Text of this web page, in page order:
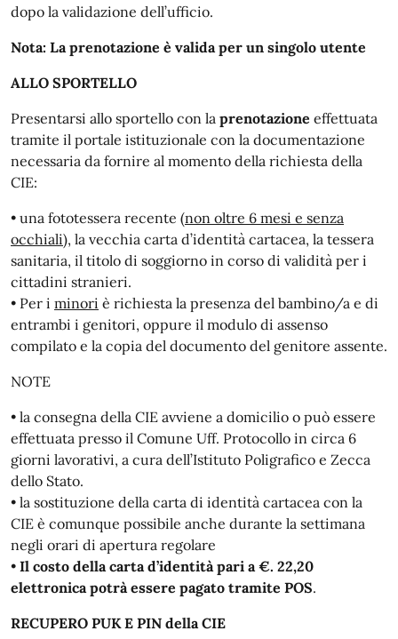
dopo la validazione dell’ufficio.
Nota: La prenotazione è valida per un singolo utente
ALLO SPORTELLO
Presentarsi allo sportello con la prenotazione effettuata
tramite il portale istituzionale con la documentazione
necessaria da fornire al momento della richiesta della
CIE:
• una fototessera recente (non oltre 6 mesi e senza
occhiali), la vecchia carta d’identità cartacea, la tessera
sanitaria, il titolo di soggiorno in corso di validità per i
cittadini stranieri.
• Per i minori è richiesta la presenza del bambino/a e di
entrambi i genitori, oppure il modulo di assenso
compilato e la copia del documento del genitore assente.
NOTE
• la consegna della CIE avviene a domicilio o può essere
effettuata presso il Comune Uff. Protocollo in circa 6
giorni lavorativi, a cura dell’Istituto Poligrafico e Zecca
dello Stato.
• la sostituzione della carta di identità cartacea con la
CIE è comunque possibile anche durante la settimana
negli orari di apertura regolare
• Il costo della carta d’identità pari a €. 22,20
elettronica potrà essere pagato tramite POS.
RECUPERO PUK E PIN della CIE